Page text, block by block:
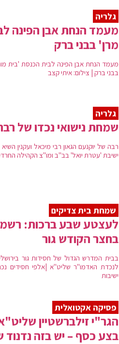
גלריה
מעמד הנחת אבן הפינה
מרן' בבני ברק
מעמד הנחת אבן הפינה לבית הכנסת 'בית
בבני ברק | צילום: איתי קצב
גלריה
שמחת נישואי נכדו של
רבה של יוקנעם הגאון רבי מיכאל ועקנין
ישיבת 'עטרת יואל' בב"ב ומו"צ הקהילה
שמחת בית צדיקים
לעצטע שבע ברכות:
בחצר הקודש גור
בבית המדרש הגדול של חסידות גור
לנכדת האדמו"ר שליט"א |אלפי חסידים
ישיבות
פסיקה אקטואלית
הגר"י זילברשטיין
בצע כסף – יש בזה